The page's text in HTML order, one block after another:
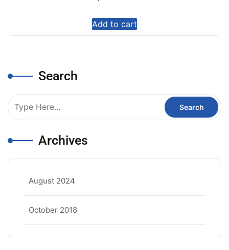
Add to cart
Search
Archives
August 2024
October 2018